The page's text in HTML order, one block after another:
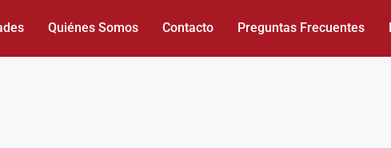
Quiénes Somos Contacto Preguntas Frecuentes